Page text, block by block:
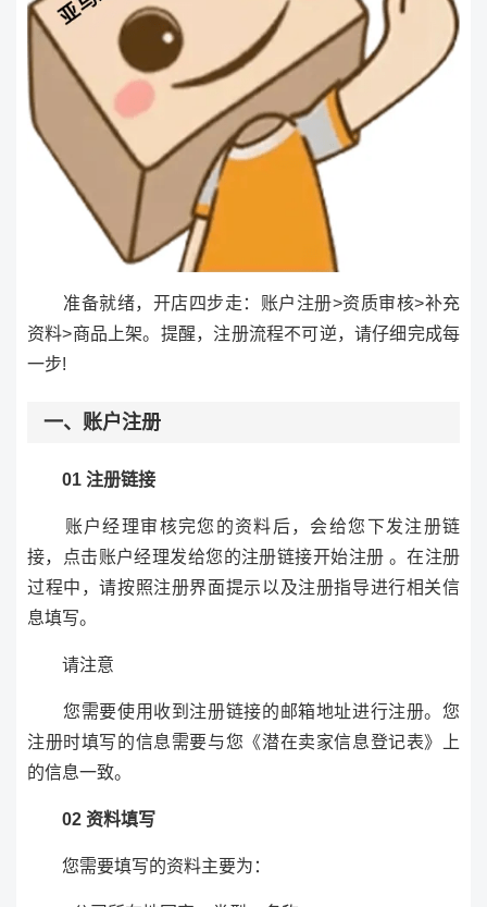
准备就绪，开店四步走：账户注册>资质审核>补充
资料>商品上架。提醒，注册流程不可逆，请仔细完成每
一步!
一、账户注册
01 注册链接
账户经理审核完您的资料后，会给您下发注册链
接，点击账户经理发给您的注册链接开始注册 。在注册
过程中，请按照注册界面提示以及注册指导进行相关信
息填写。
请注意
您需要使用收到注册链接的邮箱地址进行注册。您
注册时填写的信息需要与您《潜在卖家信息登记表》上
的信息一致。
02 资料填写
您需要填写的资料主要为：